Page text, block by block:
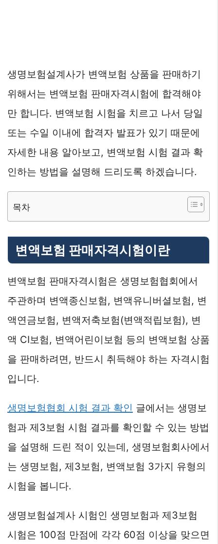
생명보험설계사가 변액보험 상품을 판매하기
위해서는 변액보험 판매자격시험에 합격해야
만 합니다. 변액보험 시험을 치르고 나서 당일
또는 수일 이내에 합격자 발표가 있기 때문에
자세한 내용 알아보고, 변액보험 시험 결과 확
인하는 방법을 설명해 드리도록 하겠습니다.
목차
변액보험 판매자격시험이란
변액보험 판매자격시험은 생명보험협회에서
주관하며 변액종신보험, 변액유니버셜보험, 변
액연금보험, 변액저축보험(변액적립보험), 변
액 CI보험, 변액어린이보험 등의 변액보험 상품
을 판매하려면, 반드시 취득해야 하는 자격시험
입니다.
생명보험협회 시험 결과 확인 글에서는 생명보
험과 제3보험 시험 결과를 확인할 수 있는 방법
을 설명해 드린 적이 있는데, 생명보험회사에서
는 생명보험, 제3보험, 변액보험 3가지 유형의
시험을 봅니다.
생명보험설계사 시험인 생명보험과 제3보험
시험은 100점 만점에 각각 60점 이상을 맞으면